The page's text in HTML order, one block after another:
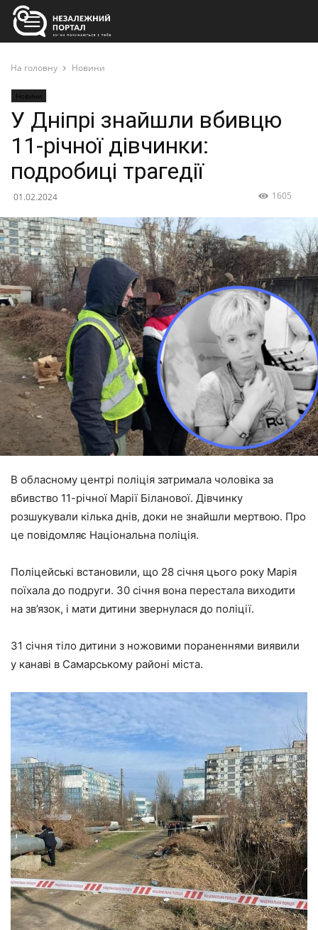
На головну Новини
Новини
У Дніпрі знайшли вбивцю
11-річної дівчинки:
подробиці трагедії
01.02.2024 1605
В обласному центрі поліція затримала чоловіка за
вбивство 11-річної Марії Біланової. Дівчинку
розшукували кілька днів, доки не знайшли мертвою. Про
це повідомляє Національна поліція.
Поліцейські встановили, що 28 січня цього року Марія
поїхала до подруги. 30 січня вона перестала виходити
на зв’язок, і мати дитини звернулася до поліції.
31 січня тіло дитини з ножовими пораненнями виявили
у канаві в Самарському районі міста.